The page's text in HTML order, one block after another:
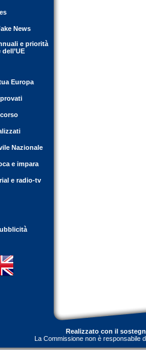
News
e priorità
Europa
Nazionale
e impara
e radio-tv
Realizzato con il
La Commissione non è responsabile